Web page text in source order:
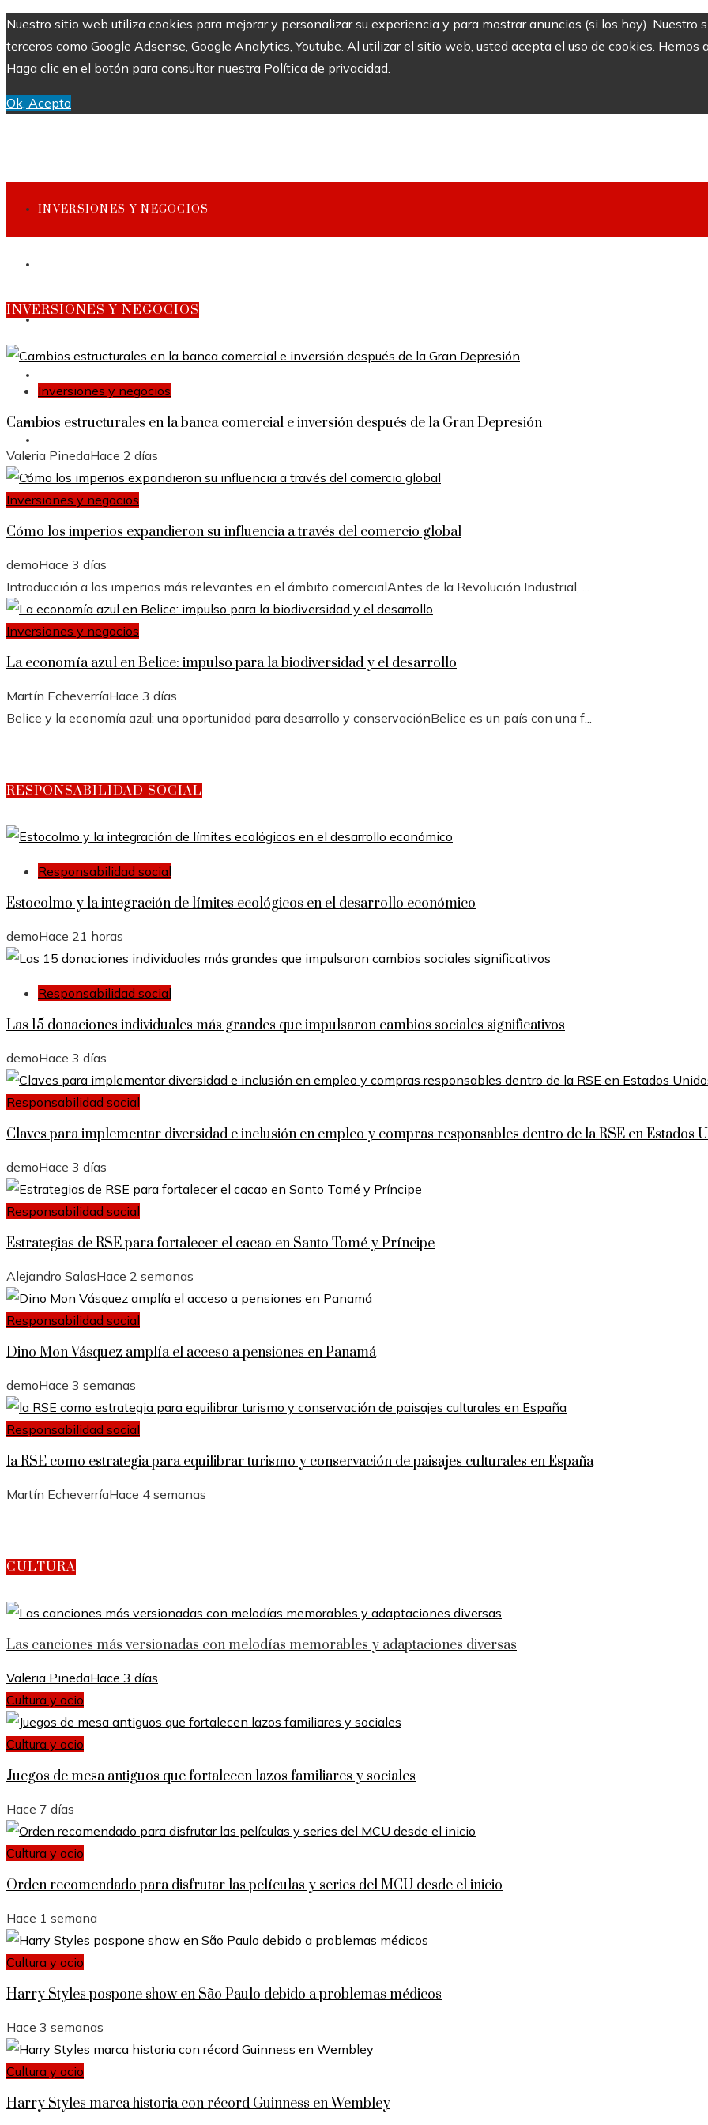
Nuestro sitio web utiliza cookies para mejorar y personalizar su experiencia y para mostrar anuncios (si los hay).
terceros como Google Adsense, Google Analytics, Youtube. Al utilizar el sitio web, usted acepta el uso de cookies.
Haga clic en el botón para consultar nuestra Política de privacidad.
Ok, Acepto
INVERSIONES Y NEGOCIOS
CIENCIA Y TECNOLOGÍA
Inversiones y negocios
Ciencia y tecnología
Responsabilidad social
INVERSIONES Y NEGOCIOS
Inversiones y negocios
Cambios estructurales en la banca comercial e inversión después de la Gran Depresión
Valeria PinedaHace 2 días
Inversiones y negocios
Cómo los imperios expandieron su influencia a través del comercio global
demoHace 3 días
Introducción a los imperios más relevantes en el ámbito comercialAntes de la Revolución Industrial, ...
Inversiones y negocios
La economía azul en Belice: impulso para la biodiversidad y el desarrollo
Martín EcheverríaHace 3 días
Belice y la economía azul: una oportunidad para desarrollo y conservaciónBelice es un país con una f...
RESPONSABILIDAD SOCIAL
Responsabilidad social
Estocolmo y la integración de límites ecológicos en el desarrollo económico
demoHace 21 horas
Responsabilidad social
Las 15 donaciones individuales más grandes que impulsaron cambios sociales significativos
demoHace 3 días
Responsabilidad social
Claves para implementar diversidad e inclusión en empleo y compras responsables dentro de la RSE en Estados
demoHace 3 días
Responsabilidad social
Estrategias de RSE para fortalecer el cacao en Santo Tomé y Príncipe
Alejandro SalasHace 2 semanas
Responsabilidad social
Dino Mon Vásquez amplía el acceso a pensiones en Panamá
demoHace 3 semanas
Responsabilidad social
la RSE como estrategia para equilibrar turismo y conservación de paisajes culturales en España
Martín EcheverríaHace 4 semanas
CULTURA
Las canciones más versionadas con melodías memorables y adaptaciones diversas
Valeria PinedaHace 3 días
Cultura y ocio
Cultura y ocio
Juegos de mesa antiguos que fortalecen lazos familiares y sociales
Hace 7 días
Cultura y ocio
Orden recomendado para disfrutar las películas y series del MCU desde el inicio
Hace 1 semana
Cultura y ocio
Harry Styles pospone show en São Paulo debido a problemas médicos
Hace 3 semanas
Cultura y ocio
Harry Styles marca historia con récord Guinness en Wembley